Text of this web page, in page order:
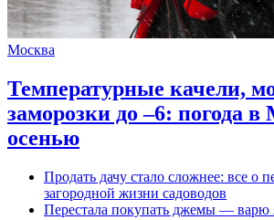
Москва
Температурные качели,
заморозки до –6: погода в
осенью
Продать дачу стало сложнее: все о
загородной жизни садоводов
Перестала покупать джемы — варю